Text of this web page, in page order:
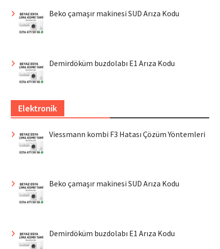
Beko çamaşır makinesi SUD Arıza Kodu
Demirdöküm buzdolabı E1 Arıza Kodu
Elektronik
Viessmann kombi F3 Hatası Çözüm Yöntemleri
Beko çamaşır makinesi SUD Arıza Kodu
Demirdöküm buzdolabı E1 Arıza Kodu